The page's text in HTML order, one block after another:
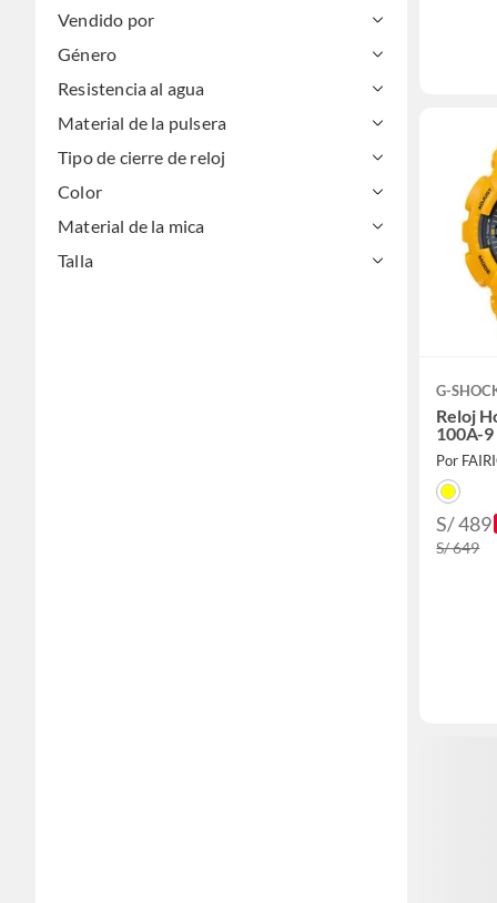
Vendido por
Género
Resistencia al agua
Material de la pulsera
Tipo de cierre de reloj
Color
Material de la mica
Talla
G-
Reloj
100A-9
Por
S/ 489
S/ 649